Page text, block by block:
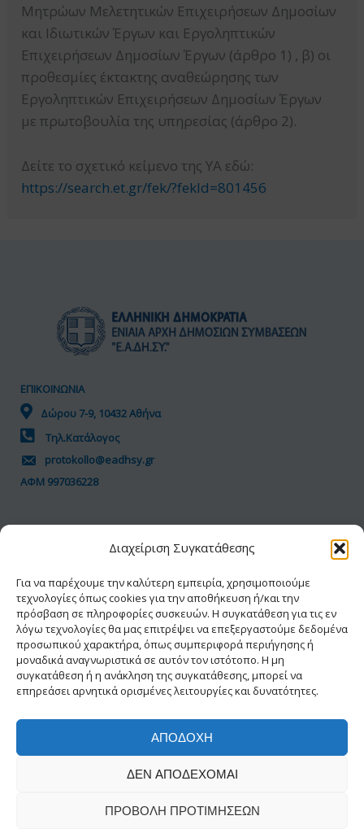
Διαχείριση Συγκατάθεσης
Για να παρέχουμε την καλύτερη εμπειρία, χρησιμοποιούμε
τεχνολογίες όπως cookies για την αποθήκευση ή/και την
πρόσβαση σε πληροφορίες συσκευών. Η συγκατάθεση για τις εν
λόγω τεχνολογίες θα μας επιτρέψει να επεξεργαστούμε δεδομένα
προσωπικού χαρακτήρα, όπως συμπεριφορά περιήγησης ή
μοναδικά αναγνωριστικά σε αυτόν τον ιστότοπο. Η μη
συγκατάθεση ή η ανάκληση της συγκατάθεσης, μπορεί να
επηρεάσει αρνητικά ορισμένες λειτουργίες και δυνατότητες.
ΑΠΟΔΟΧΉ
ΔΕΝ ΑΠΟΔΈΧΟΜΑΙ
ΠΡΟΒΟΛΉ ΠΡΟΤΙΜΉΣΕΩΝ
Μητρώων Μελετητικών Επιχειρήσεων Δημοσίων
και Ιδιωτικών Έργων και Εργοληπτικών
Επιχειρήσεων Δημοσίων Έργων (άρθρο 1) , β) οι
προθεσμίες έκτακτης αναθεώρησης των
Εργοληπτικών Επιχειρήσεων Δημοσίων Έργων
με πρωτοβουλία της υπηρεσίας (άρθρο 2).
Δείτε το σχετικό κείμενο της ΥΑ εδώ:
https://search.et.gr/fek/?fekId=801456
ΕΠΙΚΟΙΝΩΝΙΑ
Δώρου 7-9, 10432 Αθήνα
Τηλ.Κατάλογος
protokollo@eadhsy.gr
ΑΦΜ 997036228
Προσωπικά Δεδομένα
Πολιτική Cookies
Δήλωση Προσβασιμότητας
© 2026 ΕΑΔΗΣΥ® | Με την διαφύλαξη κάθε
νόμιμου δικαιώματος
Δημιουργία-Σχεδίαση INFOWAY